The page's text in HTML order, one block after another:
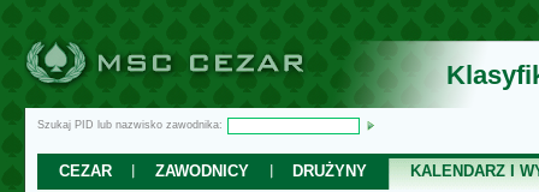
Szukaj PID lub nazwisko zawodnika:
CEZAR ZAWODNICY DRUŻYNY
KALENDARZ I